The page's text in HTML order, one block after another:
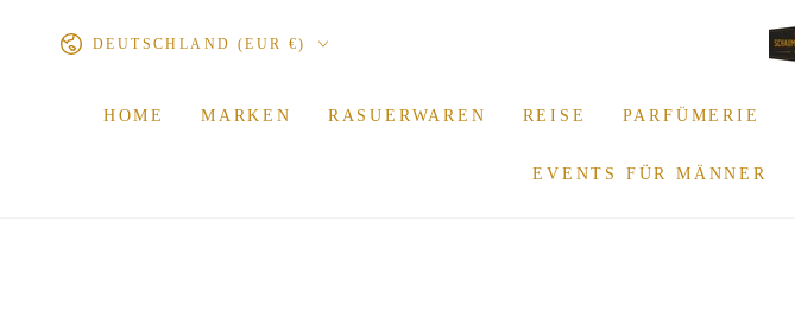
SPRINGEN
Land/Region
DEUTSCHLAND (EUR €)
HOME MARKEN RASUERWAREN REISE PARFÜMERIE
EVENTS FÜR MÄNNER